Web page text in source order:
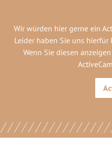
Wir würden hier gerne ein
Leider haben Sie uns
Wenn Sie diesen